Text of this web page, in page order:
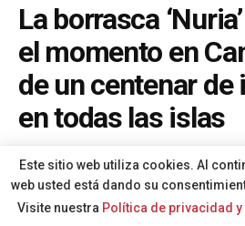
La borrasca
el momento en
de un centenar
en todas las islas
Este sitio web utiliza cookies. Al
web usted está dando su
Visite nuestra Política de privacidad